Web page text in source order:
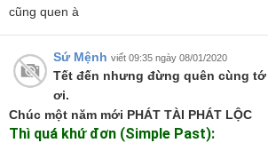
cũng quen à
Sứ Mệnh viết 09:35 ngày 08/01/2020
Tết đến nhưng đừng quên cùng
ơi.
Chúc một năm mới PHÁT TÀI PHÁT LỘC
Thì quá khứ đơn (Simple Past):